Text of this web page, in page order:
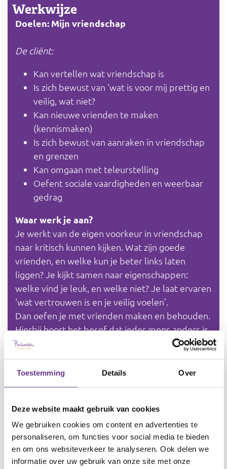
Toestemming Details Over
Deze website maakt gebruik van cookies
We gebruiken cookies om content en advertenties te
personaliseren, om functies voor social media te bieden
en om ons websiteverkeer te analyseren. Ook delen we
informatie over uw gebruik van onze site met onze
Werkwijze
Doelen: Mijn vriendschap
De cliënt:
Kan vertellen wat vriendschap is
Is zich bewust van ‘wat is voor mij prettig en
veilig, wat niet?
Kan nieuwe vrienden te maken
(kennismaken)
Is zich bewust van aanraken in vriendschap
en grenzen
Kan omgaan met teleurstelling
Oefent sociale vaardigheden en weerbaar
gedrag
Waar werk je aan?
Je werkt van de eigen voorkeur in vriendschap
naar kritisch kunnen kijken. Wat zijn goede
vrienden, en welke kun je beter links laten
liggen? Je kijkt samen naar eigenschappen:
welke vind je leuk, en welke niet? Je laat ervaren
‘wat vertrouwen is en je veilig voelen’.
Dan oefen je met vrienden maken en behouden.
Hierbij hoort het besef dat ieder mens anders is,
dus niet automatisch jouw wens of behoefte
heeft. Je gaat aan de slag met teleurstelling.
Je oefent drie reacties: niets zeggen, boos
herkennen, en wat je daarmee doet. Je vergroot
het begrip van: actie en reactie. Dit is het
herkennen van: jij doet iets, de andere reageert
en omgekeerd. Tot slot komen de vaardigheden:
weerbaar en sociaal. Ook stoppen met de